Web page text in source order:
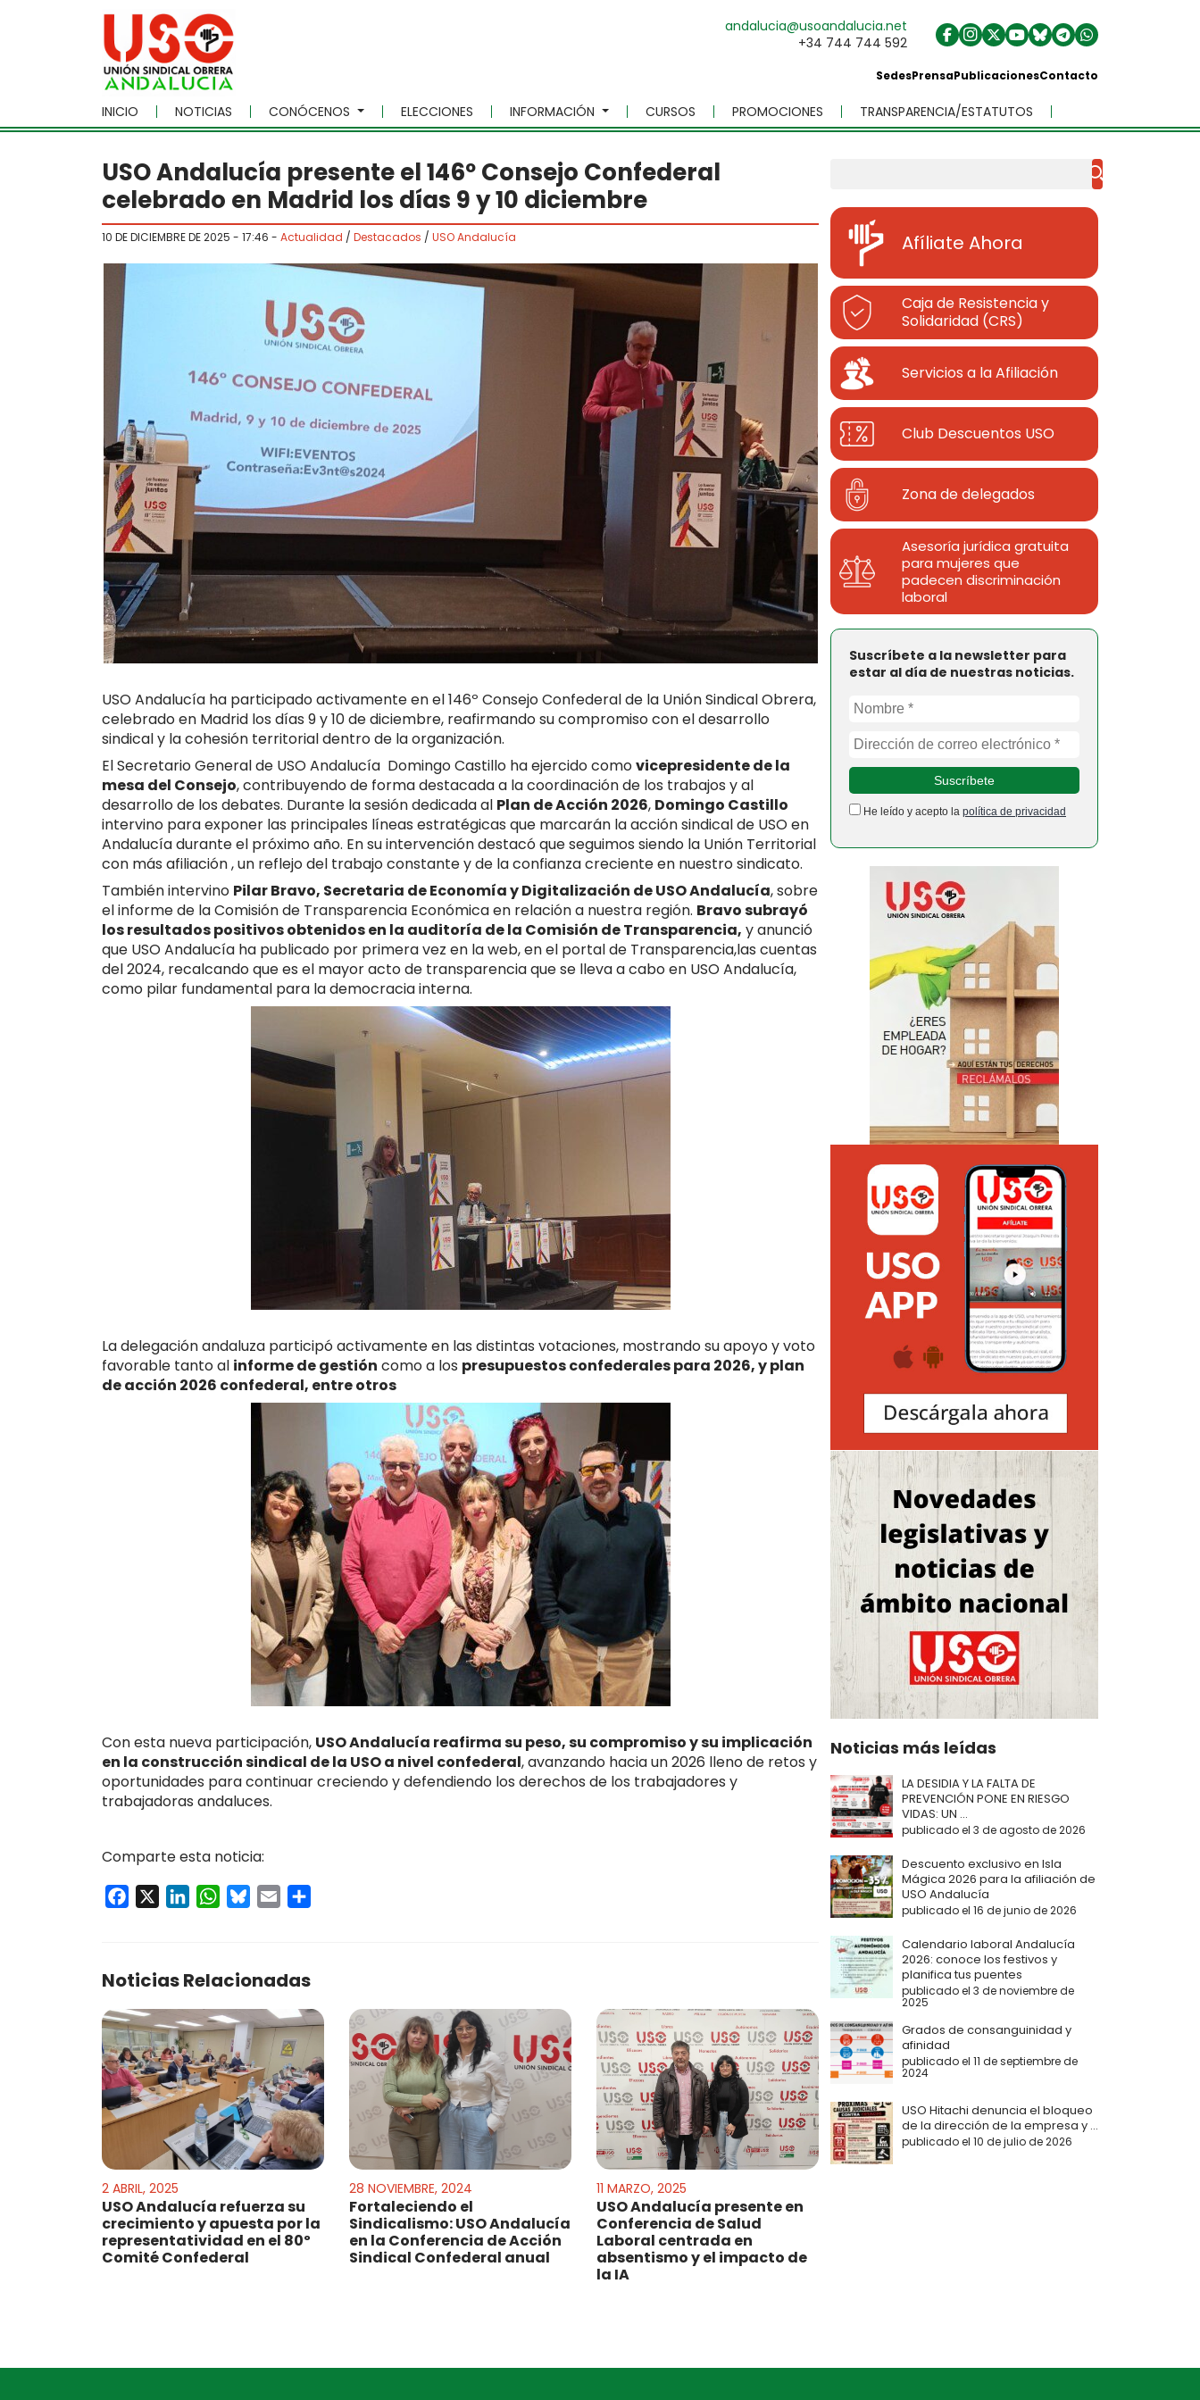
Skip to main content
andalucia@usoandalucia.net
+34 744 744 592
SedesPrensaPublicacionesContacto
INICIO NOTICIAS CONÓCENOS ELECCIONES INFORMACIÓN CURSOS PROMOCIONES TRANSPARENCIA/ESTATUTOS
USO Andalucía presente el 146º Consejo Confederal
celebrado en Madrid los días 9 y 10 diciembre
10 DE DICIEMBRE DE 2025 - 17:46 - Actualidad / Destacados / USO Andalucía
USO Andalucía ha participado activamente en el 146º Consejo Confederal de la Unión Sindical Obrera,
celebrado en Madrid los días 9 y 10 de diciembre, reafirmando su compromiso con el desarrollo
sindical y la cohesión territorial dentro de la organización.
El Secretario General de USO Andalucía Domingo Castillo ha ejercido comovicepresidente de la
mesa del Consejo, contribuyendo de forma destacada a la coordinación de los trabajos y al
desarrollo de los debates. Durante la sesión dedicada al Plan de Acción 2026, Domingo Castillo
intervino para exponer las principales líneas estratégicas que marcarán la acción sindical de USO en
Andalucía durante el próximo año. En su intervención destacó que seguimos siendo la Unión Territorial
con más afiliación , un reflejo del trabajo constante y de la confianza creciente en nuestro sindicato.
También intervino Pilar Bravo, Secretaria de Economía y Digitalización de USO Andalucía, sobre
el informe de la Comisión de Transparencia Económica en relación a nuestra región. Bravo subrayó
los resultados positivos obtenidos en la auditoría de la Comisión de Transparencia, y anunció
que USO Andalucía ha publicado por primera vez en la web, en el portal de Transparencia,las cuentas
del 2024, recalcando que es el mayor acto de transparencia que se lleva a cabo en USO Andalucía,
como pilar fundamental para la democracia interna.
La delegación andaluza participó activamente en las distintas votaciones, mostrando su apoyo y voto
favorable tanto al informe de gestión como a los presupuestos confederales para 2026, y plan
de acción 2026 confederal, entre otros
Con esta nueva participación, USO Andalucía reafirma su peso, su compromiso y su implicación
en la construcción sindical de la USO a nivel confederal, avanzando hacia un 2026 lleno de retos y
oportunidades para continuar creciendo y defendiendo los derechos de los trabajadores y
trabajadoras andaluces.
Comparte esta noticia:
Facebook LinkedInWhatsApp
Bluesky
Email
Noticias Relacionadas
2 ABRIL, 2025
USO Andalucía refuerza su
crecimiento y apuesta por la
representatividad en el 80º
Comité Confederal
28 NOVIEMBRE, 2024
Fortaleciendo el
Sindicalismo: USO Andalucía
en la Conferencia de Acción
Sindical Confederal anual
11 MARZO, 2025
USO Andalucía presente en
Conferencia de Salud
Laboral centrada en
absentismo y el impacto de
la IA
Afíliate Ahora
Caja de Resistencia y
Solidaridad (CRS)
Servicios a la Afiliación
Club Descuentos USO
Zona de delegados
Asesoría jurídica gratuita
para mujeres que
padecen discriminación
laboral
Suscríbete a la newsletter para
estar al día de nuestras noticias.
He leído y acepto la política de privacidad
Noticias más leídas
LA DESIDIA Y LA FALTA DE
PREVENCIÓN PONE EN RIESGO
VIDAS: UN ...
publicado el 3 de agosto de 2026
Descuento exclusivo en Isla
Mágica 2026 para la afiliación de
USO Andalucía
publicado el 16 de junio de 2026
Calendario laboral Andalucía
2026: conoce los festivos y
planifica tus puentes
publicado el 3 de noviembre de
2025
Grados de consanguinidad y
afinidad
publicado el 11 de septiembre de
2024
USO Hitachi denuncia el bloqueo
de la dirección de la empresa y ...
publicado el 10 de julio de 2026